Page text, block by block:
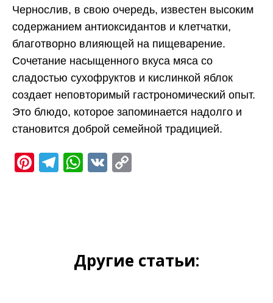
Чернослив, в свою очередь, известен высоким
содержанием антиоксидантов и клетчатки,
благотворно влияющей на пищеварение.
Сочетание насыщенного вкуса мяса со
сладостью сухофруктов и кислинкой яблок
создает неповторимый гастрономический опыт.
Это блюдо, которое запоминается надолго и
становится доброй семейной традицией.
Pinterest
Telegram
WhatsApp
VK
Другие статьи: